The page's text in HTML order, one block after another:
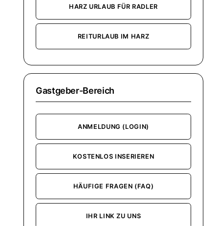
HARZ URLAUB FÜR RADLER
REITURLAUB IM HARZ
Gastgeber-Bereich
ANMELDUNG (LOGIN)
KOSTENLOS INSERIEREN
HÄUFIGE FRAGEN (FAQ)
IHR LINK ZU UNS